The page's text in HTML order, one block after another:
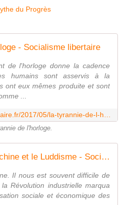
- Socialisme libertaire
de l'horloge donne la cadence
humains sont asservis à la
ont eux mêmes produite et sont
...
de l'horloge.
★ Les briseurs de machine et le Luddisme - Socialisme libertaire
Il nous est souvent difficile de
Révolution industrielle marqua
sociale et économique des